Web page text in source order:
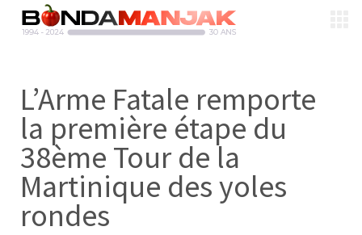
L’Arme Fatale remporte
la première étape du
38ème Tour de la
Martinique des yoles
rondes